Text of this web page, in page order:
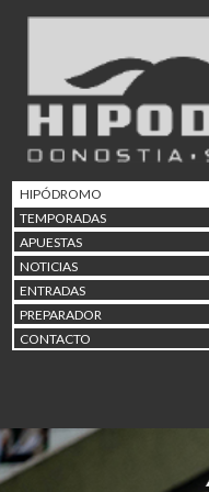
HIPÓDROMO
TEMPORADAS
APUESTAS
NOTICIAS
ENTRADAS
PREPARADOR
CONTACTO
02/
12/
15/
23/
30/
02/
06/
30/